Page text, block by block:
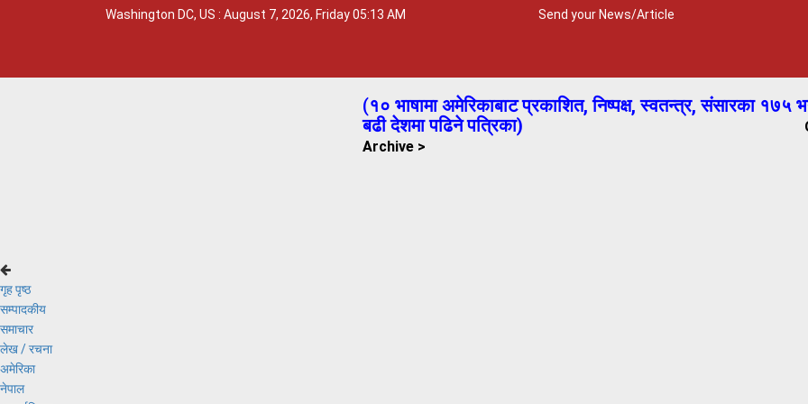
Washington DC, US : August 7, 2026, Friday 05:13 AM Send your News/Article
(१० भाषामा अमेरिकाबाट प्रकाशित, निष्पक्ष, स्वतन्त्र,संसारका १७५
बढी देशमा पढिने पत्रिका)
Archive >
गृह पृष्ठ
सम्पादकीय
समाचार
लेख / रचना
अमेरिका
नेपाल